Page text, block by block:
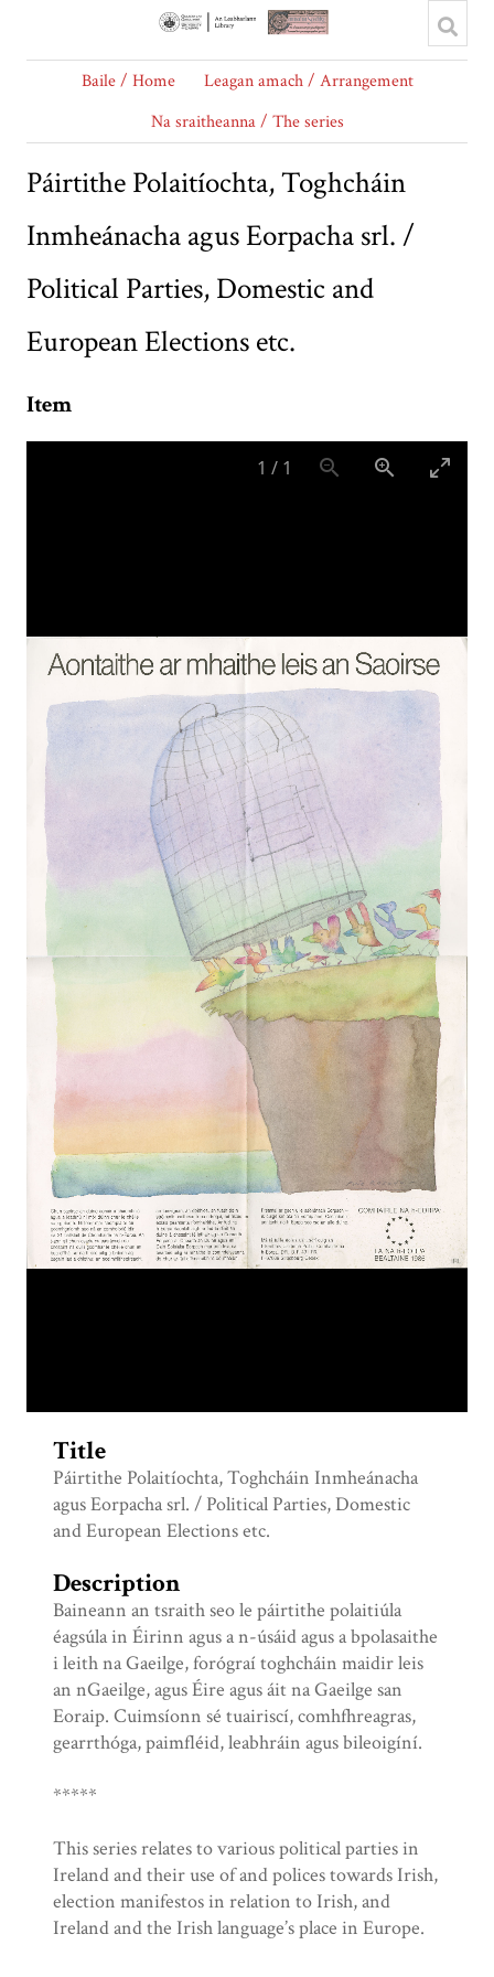
Baile / Home
Leagan amach / Arrangement
Na sraitheanna / The series
Páirtithe Polaitíochta, Toghcháin
Inmheánacha agus Eorpacha srl. /
Political Parties, Domestic and
European Elections etc.
Item
1 / 1
Title
Páirtithe Polaitíochta, Toghcháin Inmheánacha
agus Eorpacha srl. / Political Parties, Domestic
and European Elections etc.
Description
Baineann an tsraith seo le páirtithe polaitiúla
éagsúla in Éirinn agus a n-úsáid agus a bpolasaithe
i leith na Gaeilge, forógraí toghcháin maidir leis
an nGaeilge, agus Éire agus áit na Gaeilge san
Eoraip. Cuimsíonn sé tuairiscí, comhfhreagras,
gearrthóga, paimfléid, leabhráin agus bileoigíní.
*****
This series relates to various political parties in
Ireland and their use of and polices towards Irish,
election manifestos in relation to Irish, and
Ireland and the Irish language’s place in Europe.